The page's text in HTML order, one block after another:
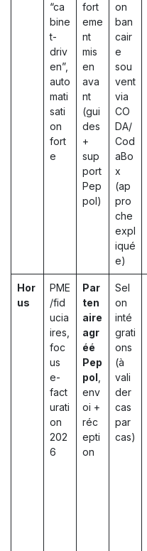
“ca
bine
t-
driv
en”,
auto
mati
sati
on
fort
e
fort
eme
nt
mis
en
ava
nt
(gui
des
+
sup
port
Pep
pol)
on
ban
cair
e
sou
vent
via
CO
DA/
Cod
aBo
x
(ap
pro
che
expl
iqué
e)
Hor
us
PME
/fid
ucia
ires,
foc
us
e-
fact
urati
on
202
6
Par
ten
aire
agr
éé
Pep
pol,
env
oi +
réc
epti
on
Sel
on
inté
grati
ons
(à
vali
der
cas
par
cas)